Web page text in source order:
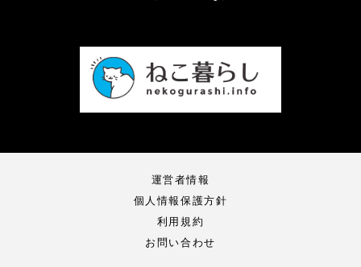
運営者情報
個人情報保護方針
利用規約
お問い合わせ